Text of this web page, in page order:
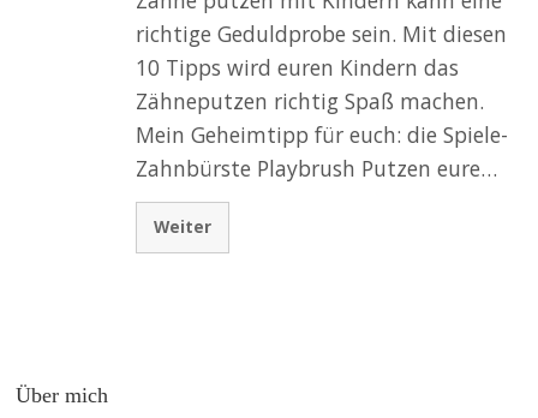
richtige Geduldprobe sein. Mit diesen
10 Tipps wird euren Kindern das
Zähneputzen richtig Spaß machen.
Mein Geheimtipp für euch: die Spiele-
Zahnbürste Playbrush Putzen eure…
Weiter
Über mich